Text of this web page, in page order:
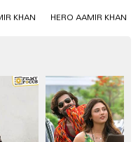
KHAN HERO AAMIR KHAN